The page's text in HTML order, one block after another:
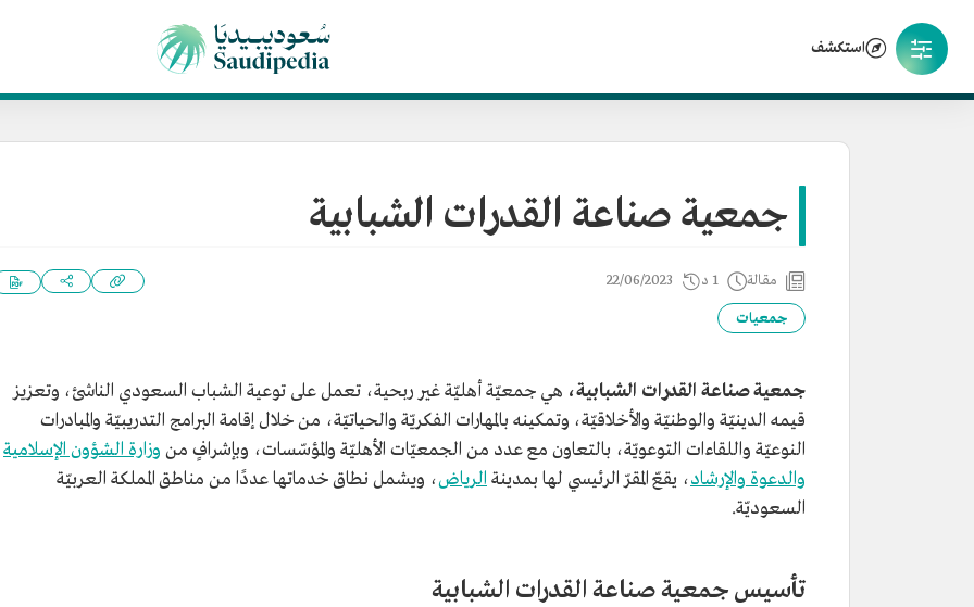
استكشف
جمعية صناعة القدرات الشبابية
مقالة 1 د 22/06/2023
جمعيات
جمعية صناعة القدرات الشبابية، هي جمعيّة أهليّة غير ربحية، تعمل على توعية الشباب السعودي الناشئ، وتعزيز
قيمه الدينيّة والوطنيّة والأخلاقيّة، وتمكينه بالمهارات الفكريّة والحياتيّة، من خلال إقامة البرامج التدريبيّة والمبادرات
النوعيّة واللقاءات التوعويّة، بالتعاون مع عدد من الجمعيّات الأهليّة والمؤسّسات، وبإشرافٍ من وزارة الشؤون الإسلامية
والدعوة والإرشاد، يقعّ المقرّ الرئيسي لها بمدينة الرياض، ويشمل نطاق خدماتها عددًا من مناطق المملكة العربيّة
السعوديّة.
تأسيس جمعية صناعة القدرات الشبابية